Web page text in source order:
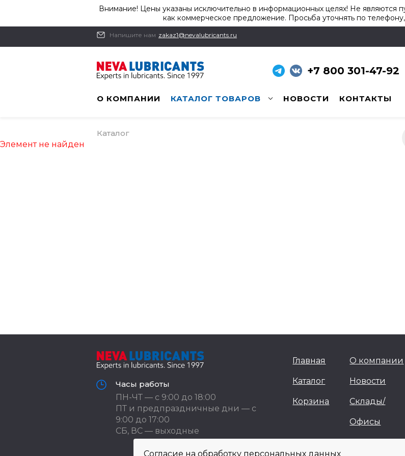
Согласие на обработку персональных данных
Внимание! Цены указаны исключительно в информационных целях! Не являются
как коммерческое предложение. Просьба уточнять по
Напишите нам zakaz1@nevalubricants.ru
+7 800 301-47-92
О КОМПАНИИ КАТАЛОГ ТОВАРОВ НОВОСТИ КОНТАКТЫ
Каталог
Элемент не найден
Часы работы
ПН-ЧТ — с 9:00 до 18:00
ПТ и предпраздничные дни — с
9:00 до 17:00
СБ, ВС — выходные
Главная
Каталог
Корзина
О компании
Новости
Склады/
Офисы